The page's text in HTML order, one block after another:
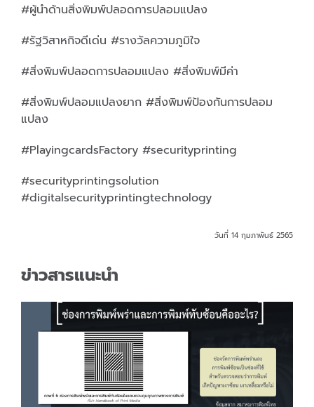
#ผู้นำด้านสิ่งพิมพ์ปลอดการปลอมแปลง
#รัฐวิสาหกิจดีเด่น #รางวัลความภูมิใจ
#สิ่งพิมพ์ปลอดการปลอมแปลง #สิ่งพิมพ์มีค่า
#สิ่งพิมพ์ปลอมแปลงยาก #สิ่งพิมพ์ป้องกันการปลอม
แปลง
#PlayingcardsFactory #securityprinting
#securityprintingsolution
#digitalsecurityprintingtechnology
วันที่ 14 กุมภาพันธ์ 2565
ข่าวสารแนะนำ